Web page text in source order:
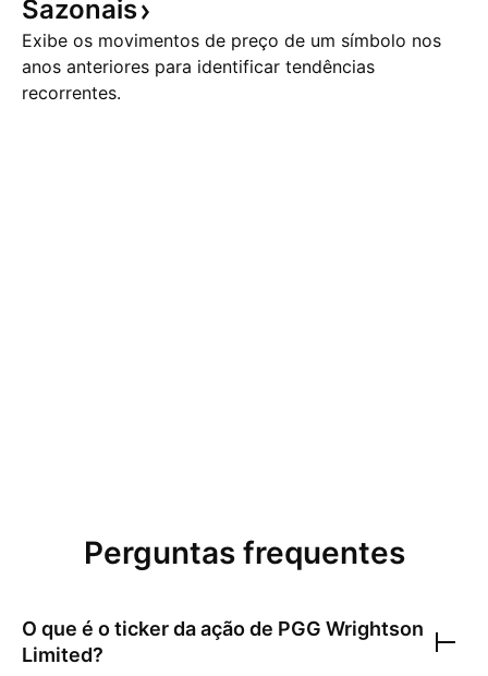
Sazonais
Exibe os movimentos de preço de um símbolo nos
anos anteriores para identificar tendências
recorrentes.
Perguntas frequentes
O que é o ticker da ação de PGG Wrightson
Limited?